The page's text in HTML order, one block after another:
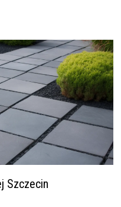
Szczecin